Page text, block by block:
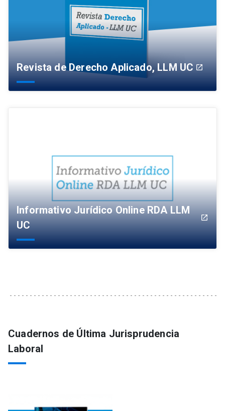
Revista de Derecho Aplicado, LLM UC launch
Informativo Jurídico Online RDA LLM
UC
launch
Cuadernos de Última Jurisprudencia
Laboral